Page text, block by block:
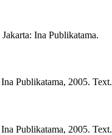
Jakarta: Ina Publikatama.
Ina Publikatama, 2005. Text.
Ina Publikatama, 2005. Text.